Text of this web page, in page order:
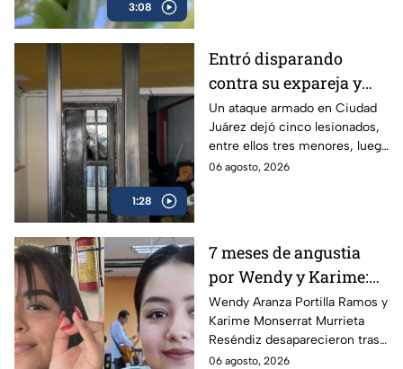
3:08
1:28
Entró disparando
contra su expareja y
sus hijos: Ataque
armado conmociona a
Ciudad Juárez
Un ataque armado en Ciudad
Juárez dejó cinco lesionados,
entre ellos tres menores, luego
de que un exesposo
06 agosto, 2026
7 meses de angustia
por Wendy y Karime:
desaparecieron tras
acudir a funeral de
reportero en Veracruz
Wendy Aranza Portilla Ramos y
Karime Monserrat Murrieta
Reséndiz desaparecieron tras
asistir al funeral del reportero
06 agosto, 2026